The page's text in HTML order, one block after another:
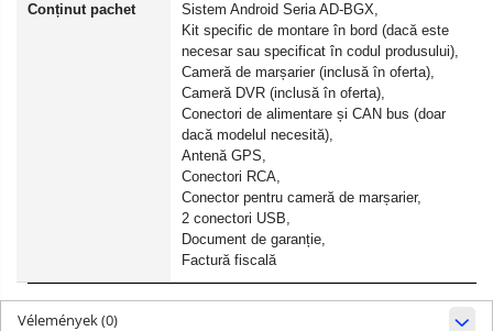
Conținut pachet
Sistem Android Seria AD-BGX,
Kit specific de montare în bord (dacă este
necesar sau specificat în codul produsului),
Cameră de marșarier (inclusă în oferta),
Cameră DVR (inclusă în oferta),
Conectori de alimentare și CAN bus (doar
dacă modelul necesită),
Antenă GPS,
Conectori RCA,
Conector pentru cameră de marșarier,
2 conectori USB,
Document de garanție,
Factură fiscală
Vélemények(0)